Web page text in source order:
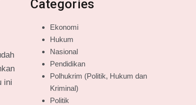
ini
Categories
Ekonomi
Hukum
Nasional
Pendidikan
Polhukrim (Politik, Hukum dan
Kriminal)
Politik